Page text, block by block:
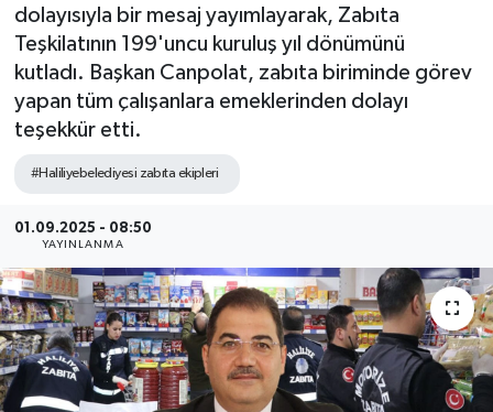
dolayısıyla bir mesaj yayımlayarak, Zabıta
Teşkilatının 199'uncu kuruluş yıl dönümünü
kutladı. Başkan Canpolat, zabıta biriminde görev
yapan tüm çalışanlara emeklerinden dolayı
teşekkür etti.
#Haliliyebelediyesi zabıta ekipleri
01.09.2025 - 08:50
YAYINLANMA